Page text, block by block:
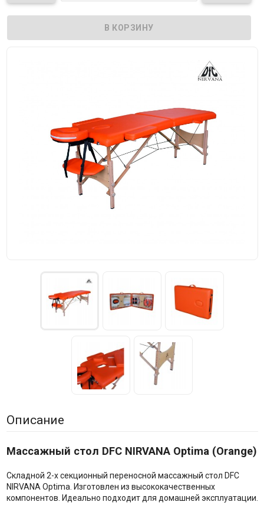
Описание
Массажный стол DFC NIRVANA Optima (Orange)
Складной 2-х секционный переносной массажный стол DFC
NIRVANA Optima. Изготовлен из высококачественных
компонентов. Идеально подходит для домашней эксплуатации.